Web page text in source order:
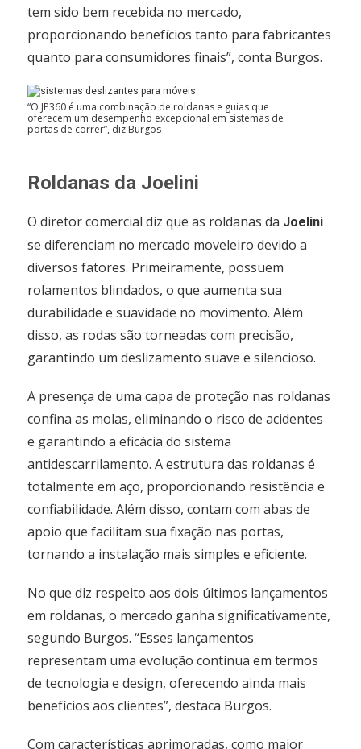
tem sido bem recebida no mercado,
proporcionando benefícios tanto para fabricantes
quanto para consumidores finais”, conta Burgos.
“O JP360 é uma combinação de roldanas e guias que
oferecem um desempenho excepcional em sistemas de
portas de correr”, diz Burgos
Roldanas da Joelini
O diretor comercial diz que as roldanas da Joelini
se diferenciam no mercado moveleiro devido a
diversos fatores. Primeiramente, possuem
rolamentos blindados, o que aumenta sua
durabilidade e suavidade no movimento. Além
disso, as rodas são torneadas com precisão,
garantindo um deslizamento suave e silencioso.
A presença de uma capa de proteção nas roldanas
confina as molas, eliminando o risco de acidentes
e garantindo a eficácia do sistema
antidescarrilamento. A estrutura das roldanas é
totalmente em aço, proporcionando resistência e
confiabilidade. Além disso, contam com abas de
apoio que facilitam sua fixação nas portas,
tornando a instalação mais simples e eficiente.
No que diz respeito aos dois últimos lançamentos
em roldanas, o mercado ganha significativamente,
segundo Burgos. “Esses lançamentos
representam uma evolução contínua em termos
de tecnologia e design, oferecendo ainda mais
benefícios aos clientes”, destaca Burgos.
Com características aprimoradas, como maior